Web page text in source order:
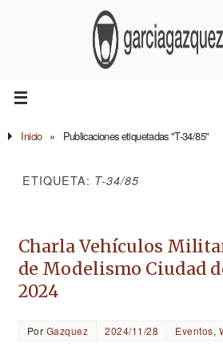
Inicio » Publicaciones etiquetadas "T-34/85"
ETIQUETA: T-34/85
Charla Vehículos
de Modelismo Ciudad
2024
Por Gazquez 2024/11/28 Eventos,